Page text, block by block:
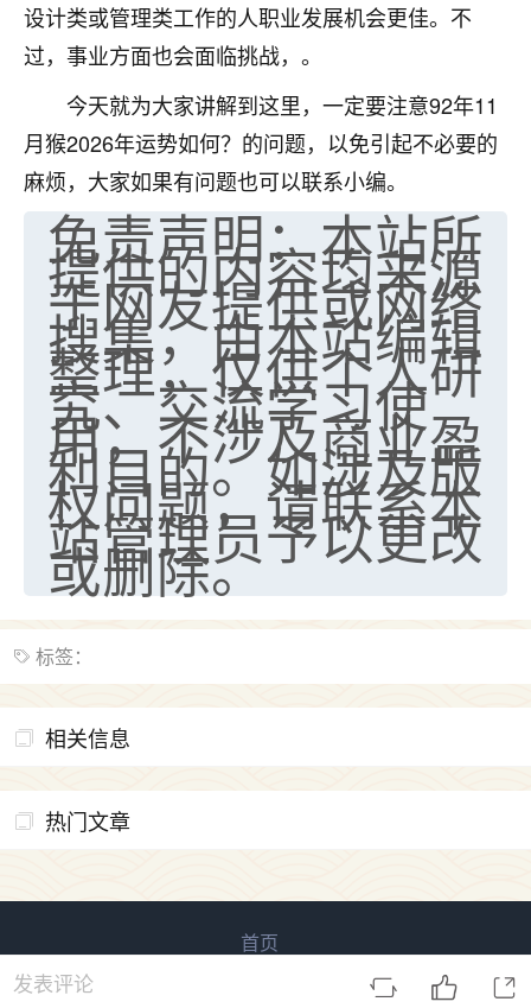
设计类或管理类工作的人职业发展机会更佳。不
过，事业方面也会面临挑战，。
今天就为大家讲解到这里，一定要注意92年11
月猴2026年运势如何？的问题，以免引起不必要的
麻烦，大家如果有问题也可以联系小编。
免责声明：本站所
提供的内容均来源
于网友提供或网络
搜集，由本站编辑
整理，仅供个人研
究、交流学习使
用，不涉及商业盈
利目的。如涉及版
权问题，请联系本
站管理员予以更改
或删除。
标签：
相关信息
热门文章
发表评论
首页
鲁ICP备2023027138号-3